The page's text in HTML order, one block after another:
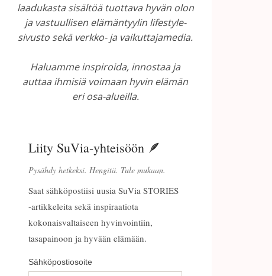
laadukasta sisältöä tuottava hyvän olon
ja vastuullisen elämäntyylin lifestyle-
sivusto sekä verkko- ja vaikuttajamedia.
Haluamme inspiroida, innostaa ja
auttaa ihmisiä voimaan hyvin elämän
eri osa-alueilla.
Liity SuVia-yhteisöön 🪶
Pysähdy hetkeksi. Hengitä. Tule mukaan.
Saat sähköpostiisi uusia SuVia STORIES
-artikkeleita sekä inspiraatiota
kokonaisvaltaiseen hyvinvointiin,
tasapainoon ja hyvään elämään.
Sähköpostiosoite